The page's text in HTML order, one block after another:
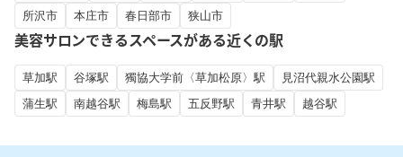
所沢市
本庄市 春日部市 狭山市
美容サロンできるスペースがある近くの駅
草加駅 谷塚駅 獨協大学前〈草加松原〉駅
見沼代親水公園駅
蒲生駅
南越谷駅 梅島駅 五反野駅 青井駅 越谷駅